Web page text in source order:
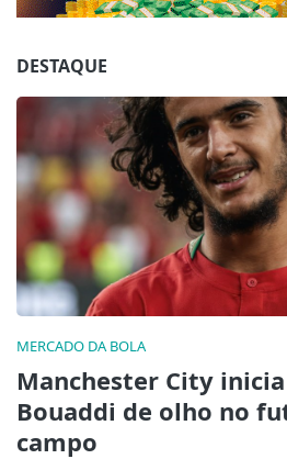
Jogue com responsabilidade. 18+
DESTAQUE
MERCADO DA BOLA
Manchester City
Bouaddi de olho no
campo